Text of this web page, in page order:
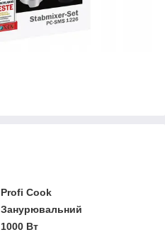
Profi Cook
Занурювальний
1000 Вт